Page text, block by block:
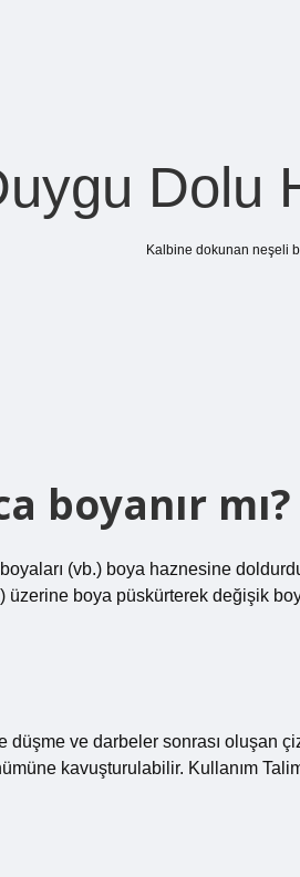
Dolu
Kalbine dokunan neşeli
boyanır mı?
(vb.) boya haznesine
üzerine boya püskürterek değişik
ve darbeler sonrası oluşan
kavuşturulabilir. Kullanım